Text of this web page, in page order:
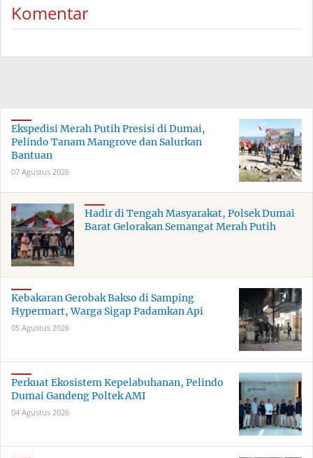
Komentar
Ekspedisi Merah Putih Presisi di Dumai,
Pelindo Tanam Mangrove dan Salurkan
Bantuan
07 Agustus 2026
Hadir di Tengah Masyarakat, Polsek Dumai
Barat Gelorakan Semangat Merah Putih
Kebakaran Gerobak Bakso di Samping
Hypermart, Warga Sigap Padamkan Api
05 Agustus 2026
Perkuat Ekosistem Kepelabuhanan, Pelindo
Dumai Gandeng Poltek AMI
04 Agustus 2026